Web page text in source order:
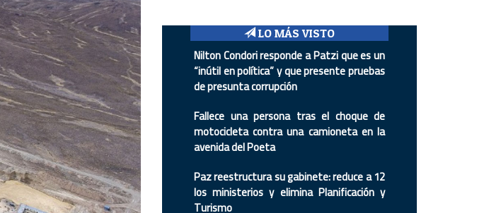
LO MÁS VISTO
Nilton Condori responde a Patzi que es un
“inútil en política” y que presente pruebas
de presunta corrupción
Fallece una persona tras el choque de
motocicleta contra una camioneta en la
avenida del Poeta
Paz reestructura su gabinete: reduce a 12
los ministerios y elimina Planificación y
Turismo